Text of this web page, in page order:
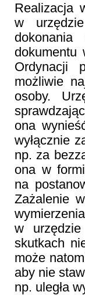
Realizacja
w
Ordynacji
możliwie
osoby.
ona
wyłącznie
np. za
ona w
na
Zażalenie
w
skutkach
może
aby nie
np. uległa